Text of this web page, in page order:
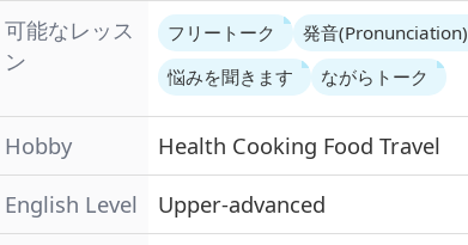
可能なレッス
ン
フリートーク 発音(Pronunciation)
悩みを聞きます
ながらトーク
Hobby Health Cooking Food Travel
English Level
Upper-advanced